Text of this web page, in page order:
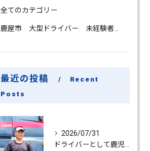
全てのカテゴリー
鹿屋市 大型ドライバー 未経験者 大募集
最近の投稿
Recent
Posts
2026/07/31